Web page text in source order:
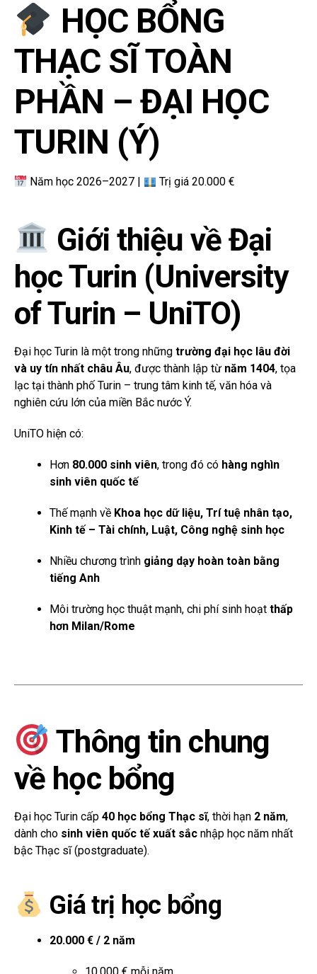
HỌC BỔNG
THẠC SĨ TOÀN
PHẦN – ĐẠI HỌC
TURIN (Ý)
Năm học 2026–2027 | Trị giá 20.000 €
Giới thiệu về Đại
học Turin (University
of Turin – UniTO)
Đại học Turin là một trong những trường đại học lâu đời
và uy tín nhất châu Âu, được thành lập từ năm 1404, tọa
lạc tại thành phố Turin – trung tâm kinh tế, văn hóa và
nghiên cứu lớn của miền Bắc nước Ý.
UniTO hiện có:
Hơn 80.000 sinh viên, trong đó có hàng nghìn
sinh viên quốc tế
Thế mạnh về Khoa học dữ liệu, Trí tuệ nhân tạo,
Kinh tế – Tài chính, Luật, Công nghệ sinh học
Nhiều chương trình giảng dạy hoàn toàn bằng
tiếng Anh
Môi trường học thuật mạnh, chi phí sinh hoạt thấp
hơn Milan/Rome
Thông tin chung
về học bổng
Đại học Turin cấp 40 học bổng Thạc sĩ, thời hạn 2 năm,
dành cho sinh viên quốc tế xuất sắc nhập học năm nhất
bậc Thạc sĩ (postgraduate).
Giá trị học bổng
20.000 € / 2 năm